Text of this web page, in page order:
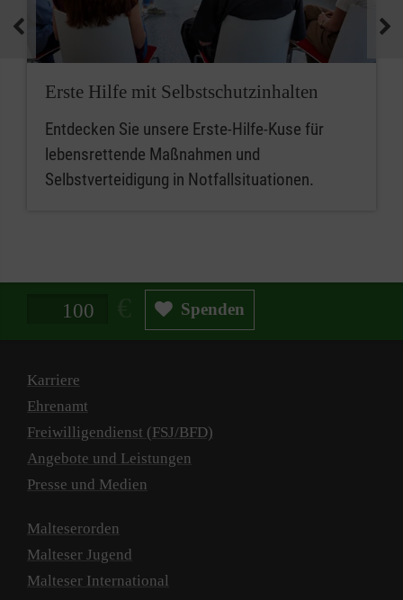
medizinische Geräte und koordinieren
Notfallmaßnahmen.
Zusammenfassend sind betriebliche
Ansprechpersonen für Erste Hilfe, während
Mitarbeitende im betrieblichen Sanitätsdienst
eine erweiterte Rolle bei der medizinischen
Erste Hilfe mit Selbstschutzinhalten
Entdecken Sie unsere Erste-Hilfe-Kuse für
lebensrettende Maßnahmen und
Selbstverteidigung in Notfallsituationen.
Spendenbetrag in Euro Spenden
Karriere
Ehrenamt
Freiwilligendienst (FSJ/BFD)
Angebote und Leistungen
Presse und Medien
Malteserorden
Malteser Jugend
Malteser International